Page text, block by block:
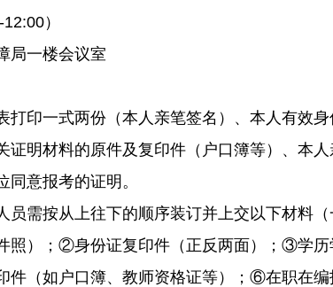
）
局一楼会议室
打印一式两份（本人亲笔签名）、本人有效
证明材料的原件及复印件（户口簿等）、本
意报考的证明。
员需按从上往下的顺序装订并上交以下材料
照）；②身份证复印件（正反两面）；③
件（如户口簿、教师资格证等）；⑥在职在